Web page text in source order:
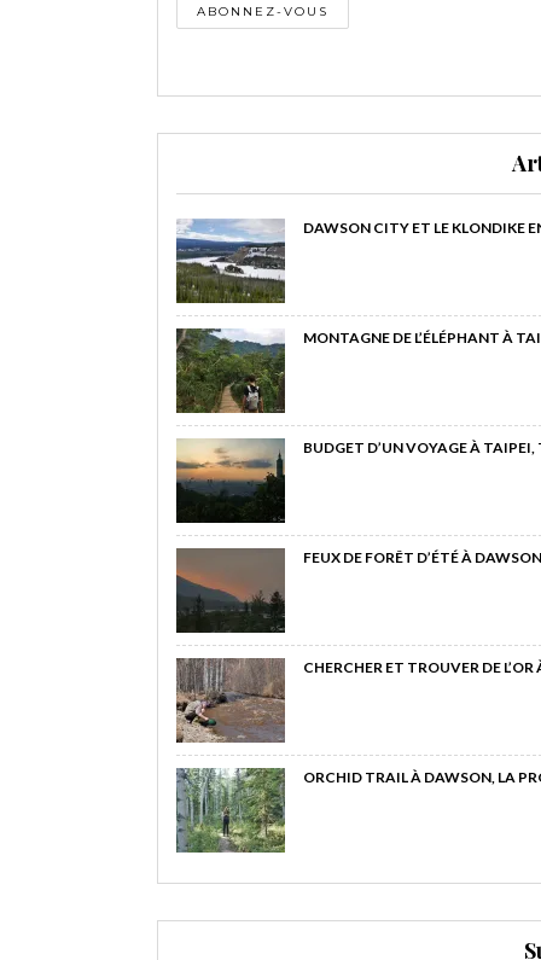
DAWSON CITY ET LE KLONDIKE
MONTAGNE DE L’ÉLÉPHANT À
BUDGET D’UN VOYAGE À
FEUX DE FORÊT D’ÉTÉ À
CHERCHER ET TROUVER DE
ORCHID TRAIL À DAWSON, LA